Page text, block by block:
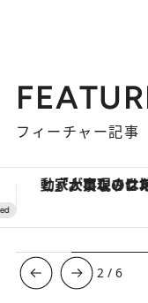
フィーチャー記事
ヴァシュロン・コンスタンタン「オーヴァーシーズ
3 /6